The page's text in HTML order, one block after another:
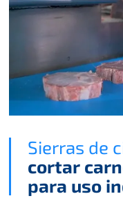
Sierras de
cortar
para uso